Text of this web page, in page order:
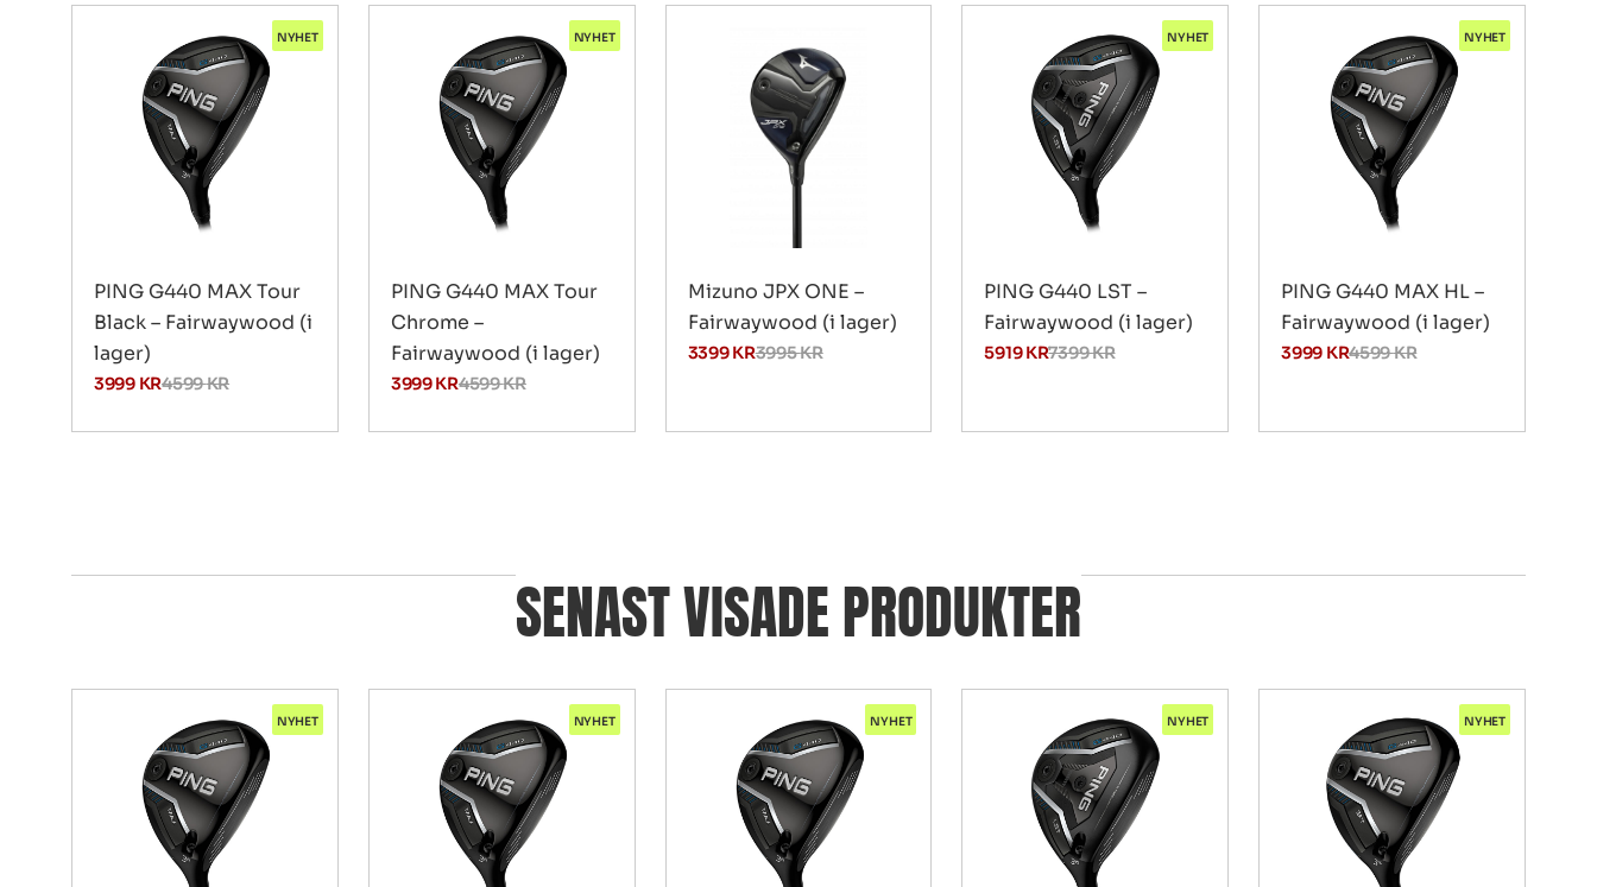
NYHET
PING G440 MAX Tour
Black – Fairwaywood (i
lager)
4599KR
3999 KR
NYHET
PING G440 MAX Tour
Chrome –
Fairwaywood (i lager)
4599KR
3999KR
Mizuno JPX ONE –
Fairwaywood (i lager)
3995KR
3399KR
NYHET
PING G440 LST –
Fairwaywood (i lager)
7399KR
5919KR
NYHET
PING G440 MAX HL –
Fairwaywood (i lager)
4599KR
3999 KR
SENAST VISADE PRODUKTER
NYHET NYHET NYHET NYHET NYHET